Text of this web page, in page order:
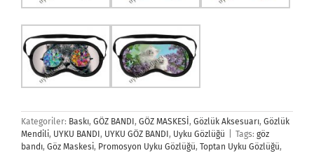
Kategoriler: Baskı, GÖZ BANDI , GÖZ MASKESİ , Gözlük Aksesuarı, Gözlük
Mendili, UYKU BANDI , UYKU GÖZ BANDI , Uyku Gözlüğü Tags: göz
bandı, Göz Maskesi, Promosyon Uyku Gözlüğü, Toptan Uyku Gözlüğü,